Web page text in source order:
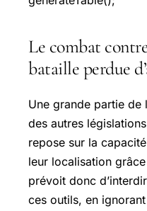
Le combat
bataille perdue
Une grande partie de
des autres
repose sur la
leur localisation
prévoit donc
ces outils, en